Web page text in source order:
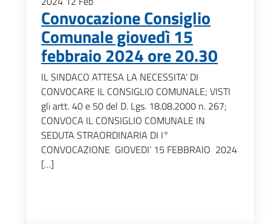
Convocazione Consiglio
Comunale giovedì 15
febbraio 2024 ore 20.30
IL SINDACO ATTESA LA NECESSITA’ DI
CONVOCARE IL CONSIGLIO COMUNALE; VISTI
gli artt. 40 e 50 del D. Lgs. 18.08.2000 n. 267;
CONVOCA IL CONSIGLIO COMUNALE IN
SEDUTA STRAORDINARIA DI I°
CONVOCAZIONE GIOVEDI’ 15 FEBBRAIO 2024
[…]